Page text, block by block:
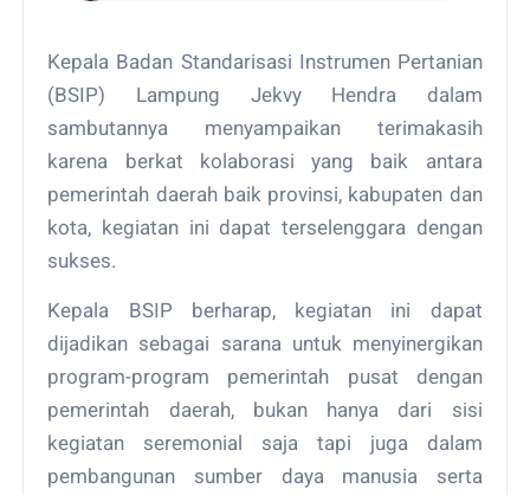
Kepala Badan Standarisasi Instrumen Pertanian
(BSIP) Lampung Jekvy Hendra dalam
sambutannya menyampaikan terimakasih
karena berkat kolaborasi yang baik antara
pemerintah daerah baik provinsi, kabupaten dan
kota, kegiatan ini dapat terselenggara dengan
sukses.
Kepala BSIP berharap, kegiatan ini dapat
dijadikan sebagai sarana untuk menyinergikan
program-program pemerintah pusat dengan
pemerintah daerah, bukan hanya dari sisi
kegiatan seremonial saja tapi juga dalam
pembangunan sumber daya manusia serta